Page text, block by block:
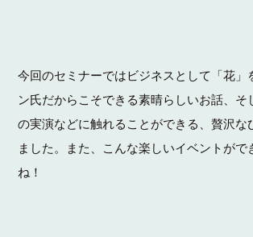
今回のセミナーではビジネスとして「花」
ン氏だからこそできる素晴らしいお話、そ
の実演などに触れることができる、贅沢な
ました。また、こんな楽しいイベントがで
ね！